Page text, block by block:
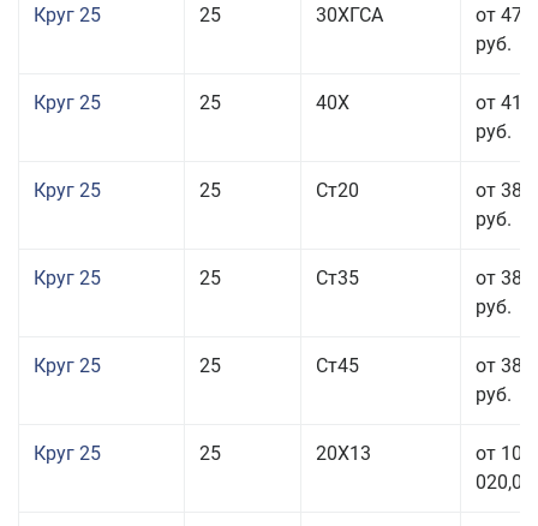
Круг 25 25 30ХГСА
от 47
руб.
Круг 25 25 40Х
от 41
руб.
Круг 25 25 Ст20
от 38
руб.
Круг 25 25 Ст35
от 38
руб.
Круг 25 25 Ст45
от 38
руб.
Круг 25 25 20Х13
от 103
020,00